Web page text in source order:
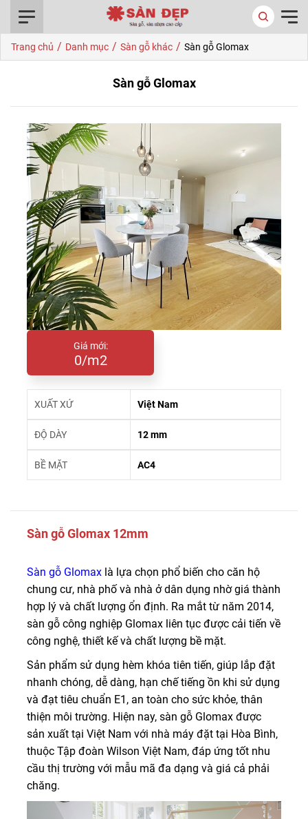
Trang chủ / Danh mục / Sàn gỗ khác / Sàn gỗ Glomax
Sàn gỗ Glomax
Giá mới:
0/m2
XUẤT XỨ Việt Nam
ĐỘ DÀY 12 mm
BỀ MẶT AC4
Sàn gỗ Glomax 12mm
Sàn gỗ Glomax là lựa chọn phổ biến cho căn hộ
chung cư, nhà phố và nhà ở dân dụng nhờ giá thành
hợp lý và chất lượng ổn định. Ra mắt từ năm 2014,
sàn gỗ công nghiệp Glomax liên tục được cải tiến về
công nghệ, thiết kế và chất lượng bề mặt.
Sản phẩm sử dụng hèm khóa tiên tiến, giúp lắp đặt
nhanh chóng, dễ dàng, hạn chế tiếng ồn khi sử dụng
và đạt tiêu chuẩn E1, an toàn cho sức khỏe, thân
thiện môi trường. Hiện nay, sàn gỗ Glomax được
sản xuất tại Việt Nam với nhà máy đặt tại Hòa Bình,
thuộc Tập đoàn Wilson Việt Nam, đáp ứng tốt nhu
cầu thị trường với mẫu mã đa dạng và giá cả phải
chăng.